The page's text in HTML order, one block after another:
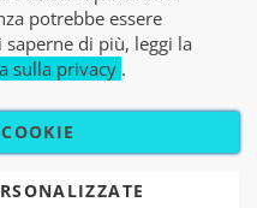
potrebbe essere
di più, leggi la
sulla privacy .